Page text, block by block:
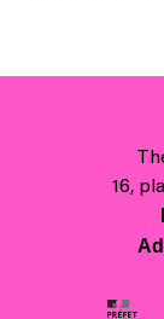
16,